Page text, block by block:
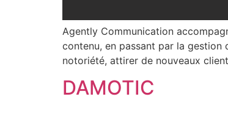
Agently Communication
contenu, en passant par la
notoriété, attirer de nouveaux
DAMOTIC